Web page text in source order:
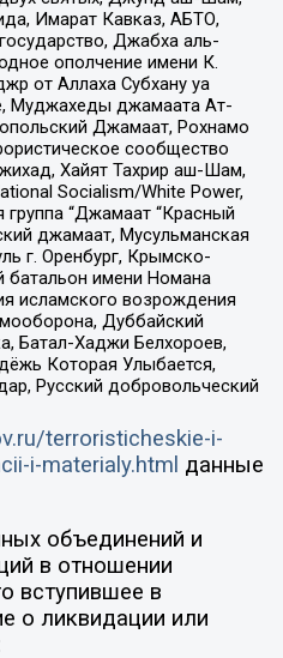
Имарат Кавказ, АБТО,
Джабха аль-
ополчение имени К.
от Аллаха Субхану уа
Муджахеды джамаата Ат-
Джамаат, Рохнамо
сообщество
Хайят Тахрир аш-Шам,
Socialism/White Power,
группа “Джамаат “Красный
джамаат, Мусульманская
г. Оренбург, Крымско-
батальон имени Номана
исламского возрождения
Дуббайский
Батал-Хаджи Белхороев,
Которая Улыбается,
Русский добровольческий
terroristicheskie-i-
i-materialy.html данные
объединений и
в отношении
вступившее в
о ликвидации или